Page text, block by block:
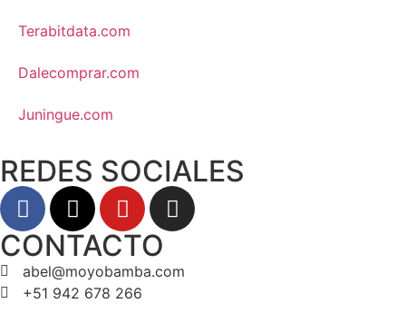
Terabitdata.com
Dalecomprar.com
Juningue.com
REDES SOCIALES
CONTACTO
abel@moyobamba.com
+51 942 678 266